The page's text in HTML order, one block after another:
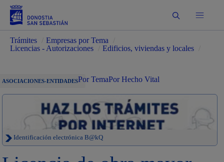
Buscar
Trámites Empresas por Tema
Licencias - Autorizaciones
Edificios, viviendas y locales
ASOCIACIONES-ENTIDADESPor TemaPor Hecho Vital
Identificación electrónica B@kQ